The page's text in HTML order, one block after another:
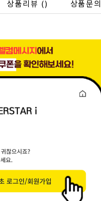
상품리뷰 () 상품문의